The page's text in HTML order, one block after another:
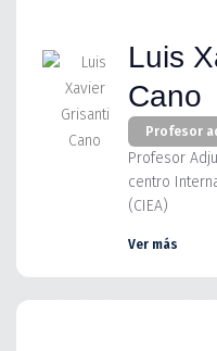
Luis
Cano
Profesor
Profesor
centro
(CIEA)
Ver más